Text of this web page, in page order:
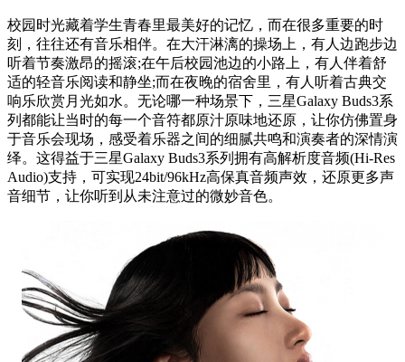
校园时光藏着学生青春里最美好的记忆，而在很多重要的时
刻，往往还有音乐相伴。在大汗淋漓的操场上，有人边跑步边
听着节奏激昂的摇滚;在午后校园池边的小路上，有人伴着舒
适的轻音乐阅读和静坐;而在夜晚的宿舍里，有人听着古典交
响乐欣赏月光如水。无论哪一种场景下，三星Galaxy Buds3系
列都能让当时的每一个音符都原汁原味地还原，让你仿佛置身
于音乐会现场，感受着乐器之间的细腻共鸣和演奏者的深情演
绎。这得益于三星Galaxy Buds3系列拥有高解析度音频(Hi-Res
Audio)支持，可实现24bit/96kHz高保真音频声效，还原更多声
音细节，让你听到从未注意过的微妙音色。